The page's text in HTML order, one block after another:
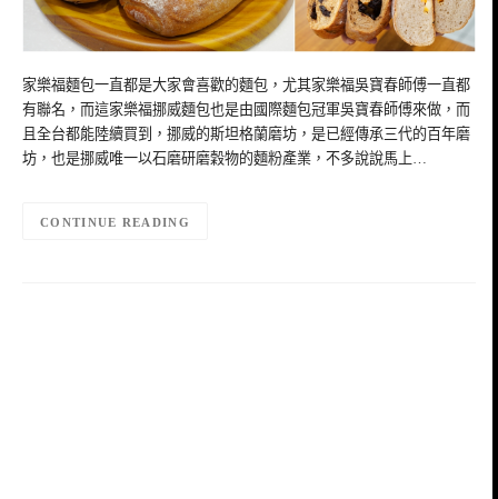
家樂福麵包一直都是大家會喜歡的麵包，尤其家樂福吳寶春師傅一直都
有聯名，而這家樂福挪威麵包也是由國際麵包冠軍吳寶春師傅來做，而
且全台都能陸續買到，挪威的斯坦格蘭磨坊，是已經傳承三代的百年磨
坊，也是挪威唯一以石磨研磨穀物的麵粉產業，不多說說馬上…
CONTINUE READING